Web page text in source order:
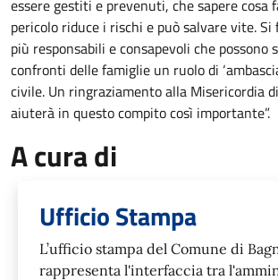
essere gestiti e prevenuti, che sapere cosa
pericolo riduce i rischi e può salvare vite.
più responsabili e consapevoli che possono
confronti delle famiglie un ruolo di
civile. Un ringraziamento alla Misericordia
aiuterà in questo compito così importante”.
A cura di
Ufficio Stampa
L’ufficio stampa del Comune di
rappresenta l'interfaccia tra